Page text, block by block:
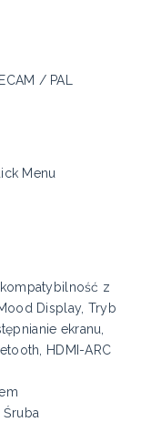
/ PAL
Menu
z
Display, Tryb
ekranu,
HDMI-ARC